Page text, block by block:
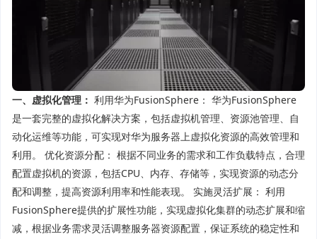
一、虚拟化管理： 利用华为FusionSphere： 华为FusionSphere
是一套完整的虚拟化解决方案，包括虚拟机管理、资源池管理、自
动化运维等功能，可实现对华为服务器上虚拟化资源的高效管理和
利用。 优化资源分配： 根据不同业务的需求和工作负载特点，合理
配置虚拟机的资源，包括CPU、内存、存储等，实现资源的动态分
配和调整，提高资源利用率和性能表现。 实施灵活扩展： 利用
FusionSphere提供的扩展性功能，实现虚拟化集群的动态扩展和缩
减，根据业务需求灵活调整服务器资源配置，保证系统的稳定性和